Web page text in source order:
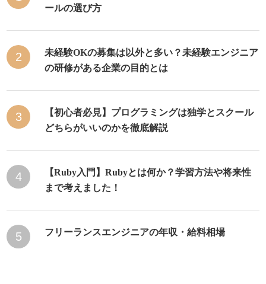
ールの選び方
2
未経験OKの募集は以外と多い？未経験エンジニア
の研修がある企業の目的とは
3
【初心者必見】プログラミングは独学とスクール
どちらがいいのかを徹底解説
4
【Ruby入門】Rubyとは何か？学習方法や将来性
まで考えました！
5 フリーランスエンジニアの年収・給料相場